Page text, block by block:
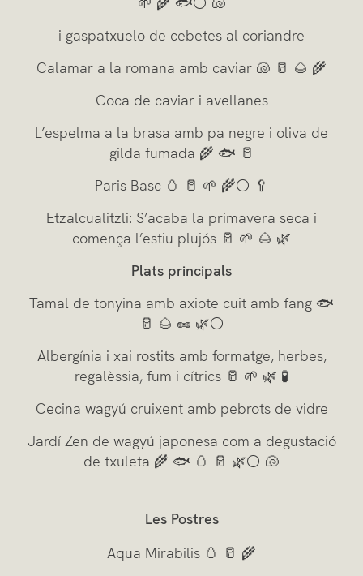
i gaspatxuelo de cebetes al coriandre
Calamar a la romana amb caviar 🐚 🥛 🌰 🌾
Coca de caviar i avellanes
L’espelma a la brasa amb pa negre i oliva de
gilda fumada 🌾 🐟 🥛
Paris Basc 🥚 🥛 🌱 🌾⚪ 🥄
Etzalcualitzli: S’acaba la primavera seca i
comença l’estiu plujós 🥛 🌱 🌰 🌿
Plats principals
Tamal de tonyina amb axiote cuit amb fang 🐟
🥛 🌰 🥜 🌿⚪
Albergínia i xai rostits amb formatge, herbes,
regalèssia, fum i cítrics 🥛 🌱 🌿 🧪
Cecina wagyú cruixent amb pebrots de vidre
Jardí Zen de wagyú japonesa com a degustació
de txuleta 🌾 🐟 🥚 🥛 🌿⚪ 🐚
Les Postres
Aqua Mirabilis 🥚 🥛 🌾